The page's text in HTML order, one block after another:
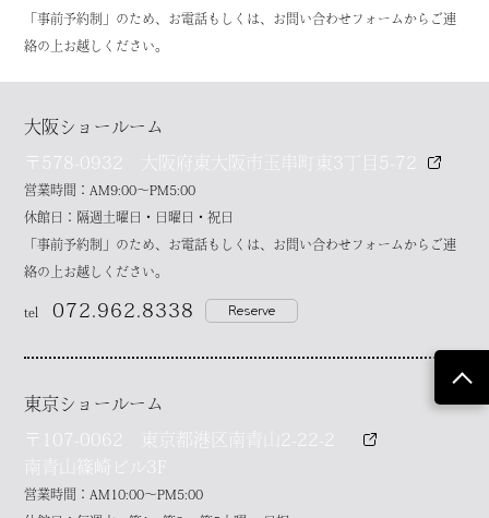
「事前予約制」のため、お電話もしくは、お問い合わせフォームからご連
絡の上お越しください。
大阪ショールーム
〒578-0932 大阪府東大阪市玉串町東3丁目5-72
営業時間：AM9:00～PM5:00
休館日：隔週土曜日・日曜日・祝日
「事前予約制」のため、お電話もしくは、お問い合わせフォームからご連
絡の上お越しください。
tel 072.962.8338 Reserve
東京ショールーム
〒107-0062 東京都港区南青山2-22-2
南青山篠崎ビル3F
営業時間：AM10:00～PM5:00